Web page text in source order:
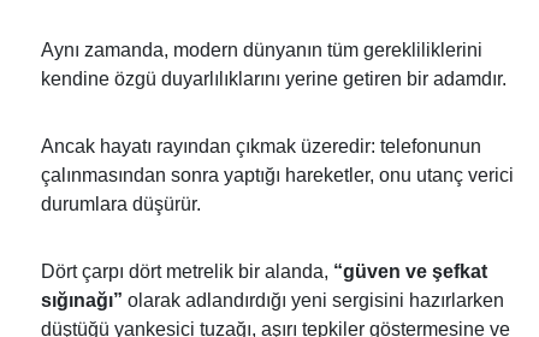
Aynı zamanda, modern dünyanın tüm gerekliliklerini
kendine özgü duyarlılıklarını yerine getiren bir adamdır.
Ancak hayatı rayından çıkmak üzeredir: telefonunun
çalınmasından sonra yaptığı hareketler, onu utanç verici
durumlara düşürür.
Dört çarpı dört metrelik bir alanda, “güven ve şefkat
sığınağı” olarak adlandırdığı yeni sergisini hazırlarken
düştüğü yankesici tuzağı, aşırı tepkiler göstermesine ve